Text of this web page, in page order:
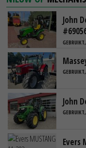
John
John
Evers